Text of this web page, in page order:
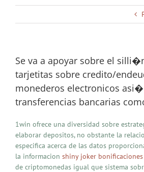
Se va a apoyar sobre el
tarjetitas sobre credito/
monederos electronicos
transferencias bancarias
1win ofrece una diversidad sobre
elaborar depositos, no obstante la
especifica acerca de las datos
la informacion shiny joker bonificaciones
de criptomonedas igual que sistema